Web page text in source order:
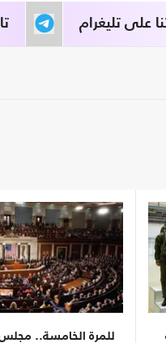
على تليغرام
للمرة الخامسة..